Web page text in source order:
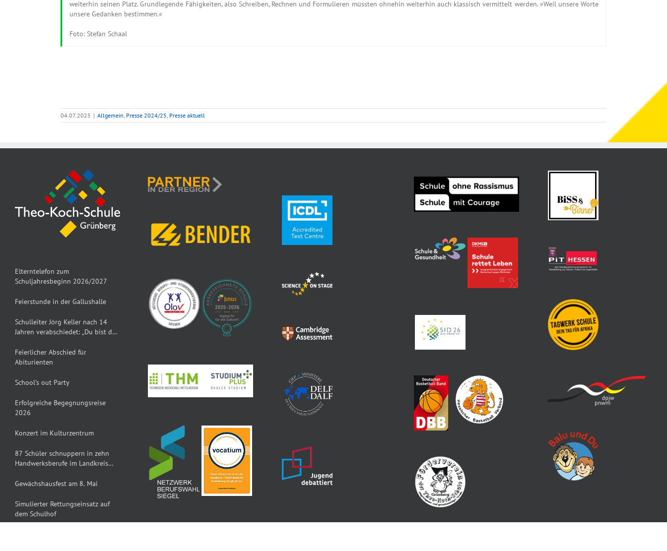
weiterhin seinen Platz. Grundlegende Fähigkeiten, also Schreiben, Rechnen und Formulieren müssten ohnehin weiterhin auch klassisch vermittelt werden. »Weil unsere Worte
unsere Gedanken bestimmen.«
Foto: Stefan Schaal
04.07.2025 | Allgemein Presse 2024/25 Presse aktuell
Elterntelefon zum
Schuljahresbeginn 2026/2027
Feierstunde in der Gallushalle
Schulleiter Jörg Keller nach 14
Jahren verabschiedet: „Du bist der
Feierlicher Abschied für
Abiturienten
School’s out Party
Erfolgreiche Begegnungsreise
2026
Konzert im Kulturzentrum
87 Schüler schnuppern in zehn
Handwerksberufe im Landkreis
Gewächshausfest am 8. Mai
Simulierter Rettungseinsatz auf
dem Schulhof